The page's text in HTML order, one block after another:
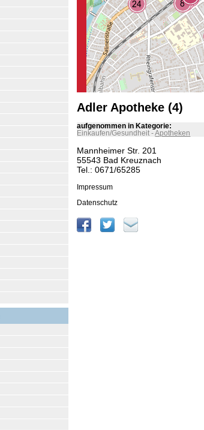
Adler Apotheke (4)
aufgenommen in Kategorie:
Einkaufen/Gesundheit -Apotheken
Mannheimer Str. 201
55543 Bad Kreuznach
Tel.: 0671/65285
Impressum
Datenschutz